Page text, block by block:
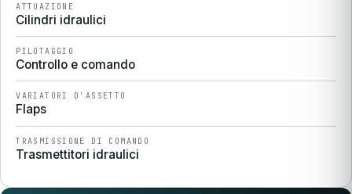
ATTUAZIONE
Cilindri idraulici
PILOTAGGIO
Controllo e comando
VARIATORI D'ASSETTO
Flaps
TRASMISSIONE DI COMANDO
Trasmettitori idraulici